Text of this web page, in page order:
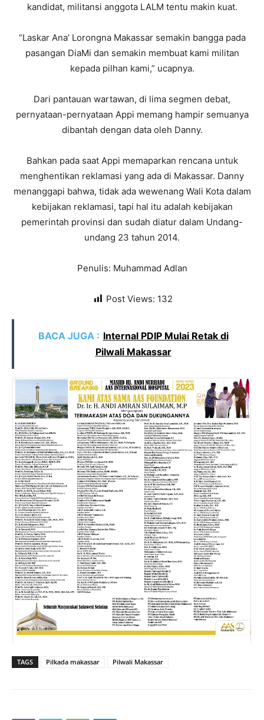
kandidat, militansi anggota LALM tentu makin kuat.
“Laskar Ana’ Lorongna Makassar semakin bangga pada
pasangan DiaMi dan semakin membuat kami militan
kepada pilhan kami,” ucapnya.
Dari pantauan wartawan, di lima segmen debat,
pernyataan-pernyataan Appi memang hampir semuanya
dibantah dengan data oleh Danny.
Bahkan pada saat Appi memaparkan rencana untuk
menghentikan reklamasi yang ada di Makassar. Danny
menanggapi bahwa, tidak ada wewenang Wali Kota dalam
kebijakan reklamasi, tapi hal itu adalah kebijakan
pemerintah provinsi dan sudah diatur dalam Undang-
undang 23 tahun 2014.
Penulis: Muhammad Adlan
Post Views: 132
BACA JUGA : Internal PDIP Mulai Retak di
Pilwali Makassar
TAGS Pilkada makassar Pilwali Makassar